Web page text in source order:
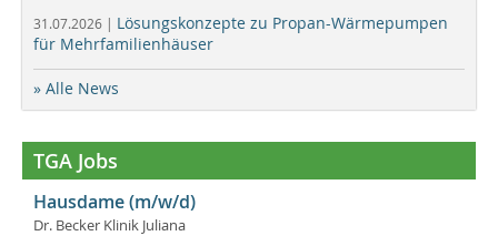
31.07.2026 | Lösungskonzepte zu Propan-Wärmepumpen
für Mehrfamilienhäuser
» Alle News
TGA Jobs
Hausdame (m/w/d)
Dr. Becker Klinik Juliana